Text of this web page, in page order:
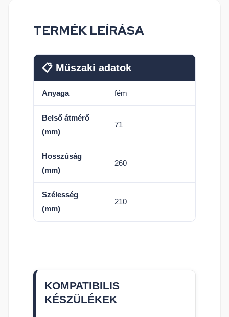
TERMÉK LEÍRÁSA
📋 Műszaki adatok
Anyaga fém
Belső átmérő
(mm)
71
Hosszúság
(mm)
260
Szélesség
(mm)
210
KOMPATIBILIS
KÉSZÜLÉKEK